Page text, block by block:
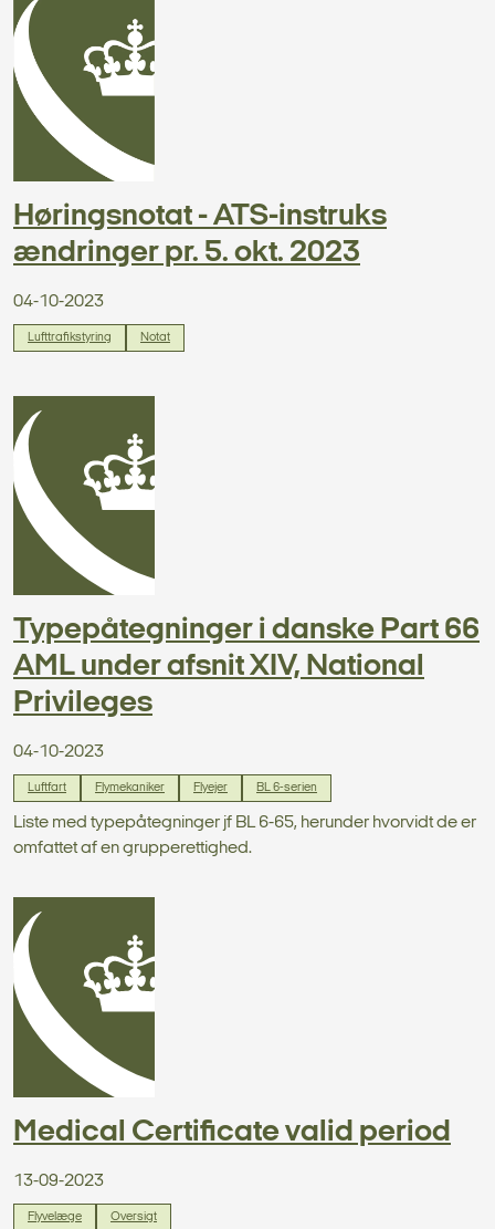
Høringsnotat - ATS-instruks
ændringer pr. 5. okt. 2023
04-10-2023
Lufttrafikstyring Notat
Typepåtegninger i danske Part 66
AML under afsnit XIV, National
Privileges
04-10-2023
Luftfart Flymekaniker Flyejer BL 6-serien
Liste med typepåtegninger jf BL 6-65, herunder hvorvidt de er
omfattet af en grupperettighed.
Medical Certificate valid period
13-09-2023
Flyvelæge Oversigt